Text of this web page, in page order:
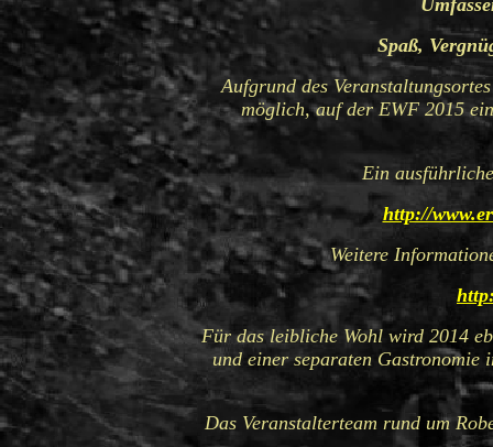
Spaß,
Aufgrunddes
möglich, auf der EWF 2015
Ein
http://
Weitere
Fürdas leibliche Wohl wird 2014
und einer separaten Gastronomie
Das Veranstalterteam rund um